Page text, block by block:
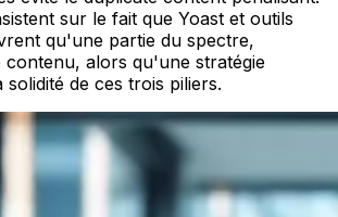
sur le fait que Yoast et outils
qu'une partie du spectre,
contenu, alors qu'une stratégie
solidité de ces trois piliers.